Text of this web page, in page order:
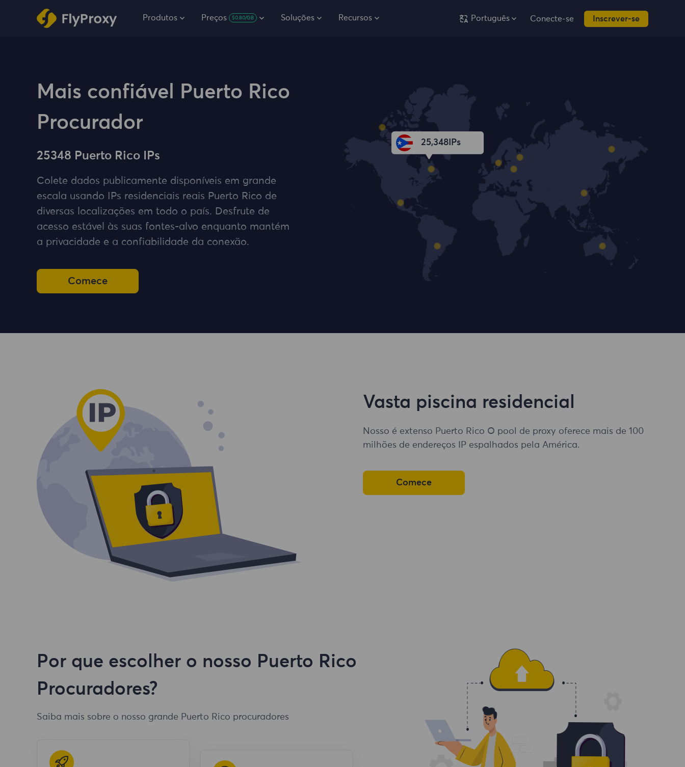
Produtos Preços $0.80/GB Soluções Recursos Português Conecte-se Inscrever-se
Mais confiável Puerto Rico
Procurador
25348 Puerto Rico IPs
Colete dados publicamente disponíveis em grande
escala usando IPs residenciais reais Puerto Rico de
diversas localizações em todo o país. Desfrute de
acesso estável às suas fontes-alvo enquanto mantém
a privacidade e a confiabilidade da conexão.
Comece
25,348 IPs
Vasta piscina residencial
Nosso é extenso Puerto Rico O pool de proxy oferece mais de 100
milhões de endereços IP espalhados pela América.
Comece
Por que escolher o nosso Puerto Rico
Procuradores?
Saiba mais sobre o nosso grande Puerto Rico procuradores